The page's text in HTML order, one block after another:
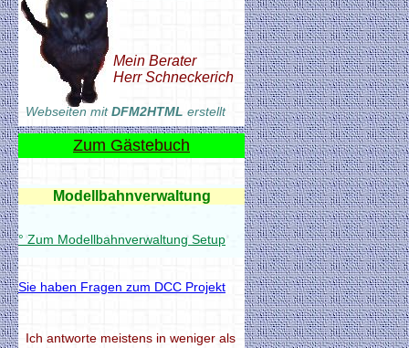
Mein Berater
Herr Schneckerich
Webseiten mitDFM2HTML erstellt
Zum Gästebuch
Modellbahnverwaltung
° Zum Modellbahnverwaltung Setup
Sie haben Fragen zum DCC Projekt
Ich antworte meistens in weniger als
Modellbahnverwaltung
° Zum Modellbahnverwaltung Setup